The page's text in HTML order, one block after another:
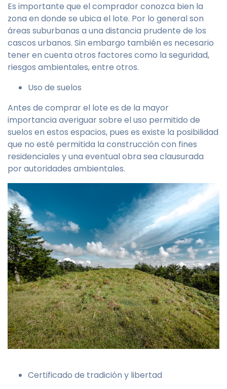
Es importante que el comprador conozca bien la
zona en donde se ubica el lote. Por lo general son
áreas suburbanas a una distancia prudente de los
cascos urbanos. Sin embargo también es necesario
tener en cuenta otros factores como la seguridad,
riesgos ambientales, entre otros.
Uso de suelos
Antes de comprar el lote es de la mayor
importancia averiguar sobre el uso permitido de
suelos en estos espacios, pues es existe la posibilidad
que no esté permitida la construcción con fines
residenciales y una eventual obra sea clausurada
por autoridades ambientales.
Certificado de tradición y libertad